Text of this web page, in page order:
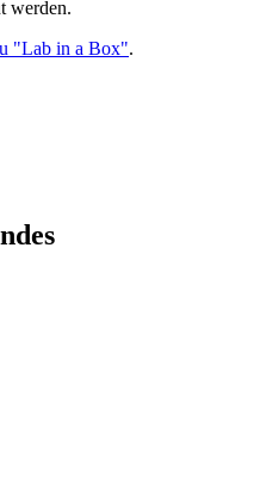
werden.
"Lab in a Box".